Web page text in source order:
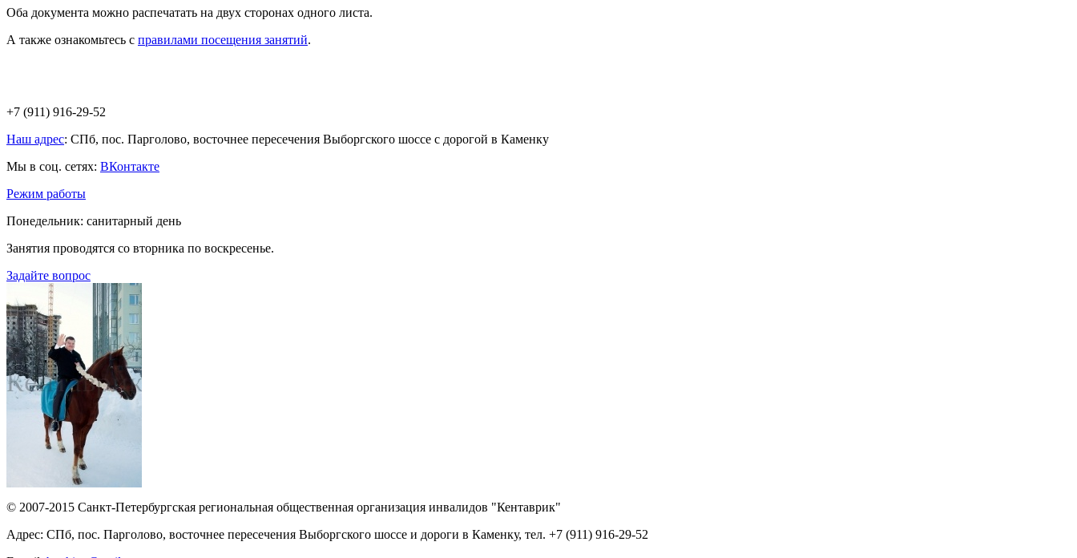
Оба документа можно распечатать на двух сторонах одного листа.
А также ознакомьтесь с правилами посещения занятий.
+7 (911) 916-29-52
Наш адрес: СПб, пос. Парголово, восточнее пересечения Выборгского шоссе c дорогой в Каменку
Мы в соц. сетях: ВКонтакте
Режим работы
Понедельник: санитарный день
Занятия проводятся со вторника по воскресенье.
Задайте вопрос
© 2007-2015 Санкт-Петербургская региональная общественная организация инвалидов "Кентаврик"
Адрес: СПб, пос. Парголово, восточнее пересечения Выборгского шоссе и дороги в Каменку, тел. +7 (911) 916-29-52